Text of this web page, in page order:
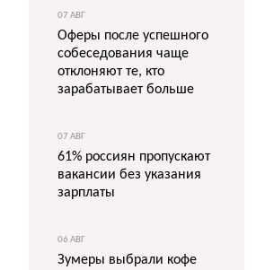
07 АВГ
Оферы после успешного
собеседования чаще
отклоняют те, кто
зарабатывает больше
07 АВГ
61% россиян пропускают
вакансии без указания
зарплаты
06 АВГ
Зумеры выбрали кофе